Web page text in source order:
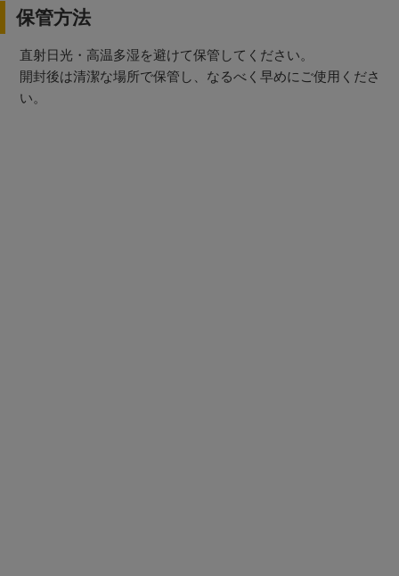
保管方法
直射日光・高温多湿を避けて保管してください。
開封後は清潔な場所で保管し、なるべく早めにご使用くださ
い。